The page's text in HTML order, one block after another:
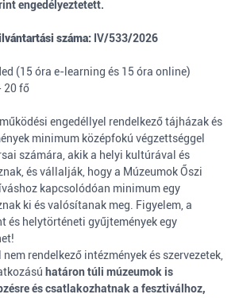
engedélyeztetett.
száma: IV/533/2026
(15 óra e-learning és 15 óra online)
20 fő
működési engedéllyel rendelkező tájházak és
minimum középfokú végzettséggel
számára, akik a helyi kultúrával és
és vállalják, hogy a Múzeumok Őszi
kapcsolódóan minimum egy
ki és valósítanak meg. Figyelem, a
és helytörténeti gyűjtemények egy
rendelkező intézmények és szervezetek,
határon túli múzeumok is
és csatlakozhatnak a fesztiválhoz,